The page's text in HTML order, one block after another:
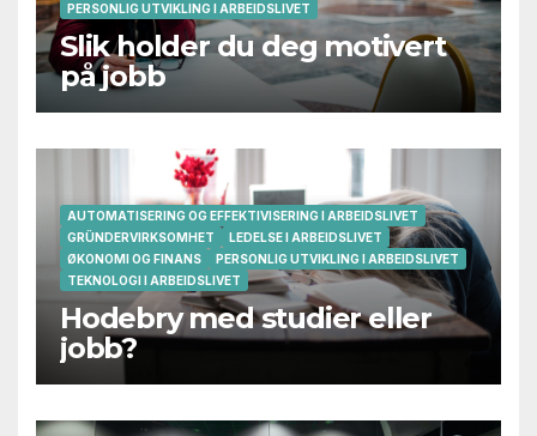
PERSONLIG UTVIKLING I ARBEIDSLIVET
Slik holder du deg motivert
på jobb
AUTOMATISERING OG EFFEKTIVISERING I ARBEIDSLIVET
GRÜNDERVIRKSOMHET
LEDELSE I ARBEIDSLIVET
ØKONOMI OG FINANS
PERSONLIG UTVIKLING I ARBEIDSLIVET
TEKNOLOGI I ARBEIDSLIVET
Hodebry med studier eller
jobb?